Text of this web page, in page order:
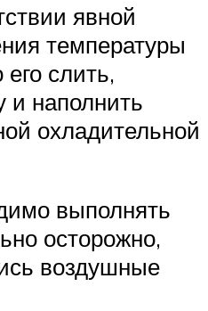
явной
температуры
слить,
и наполнить
охладительной
выполнять
осторожно,
воздушные